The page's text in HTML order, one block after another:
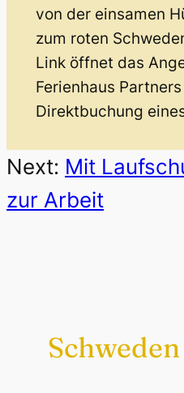
von der einsamen
zum roten
Link öffnet das
Ferienhaus
Direktbuchung
Next: Mit
zur Arbeit